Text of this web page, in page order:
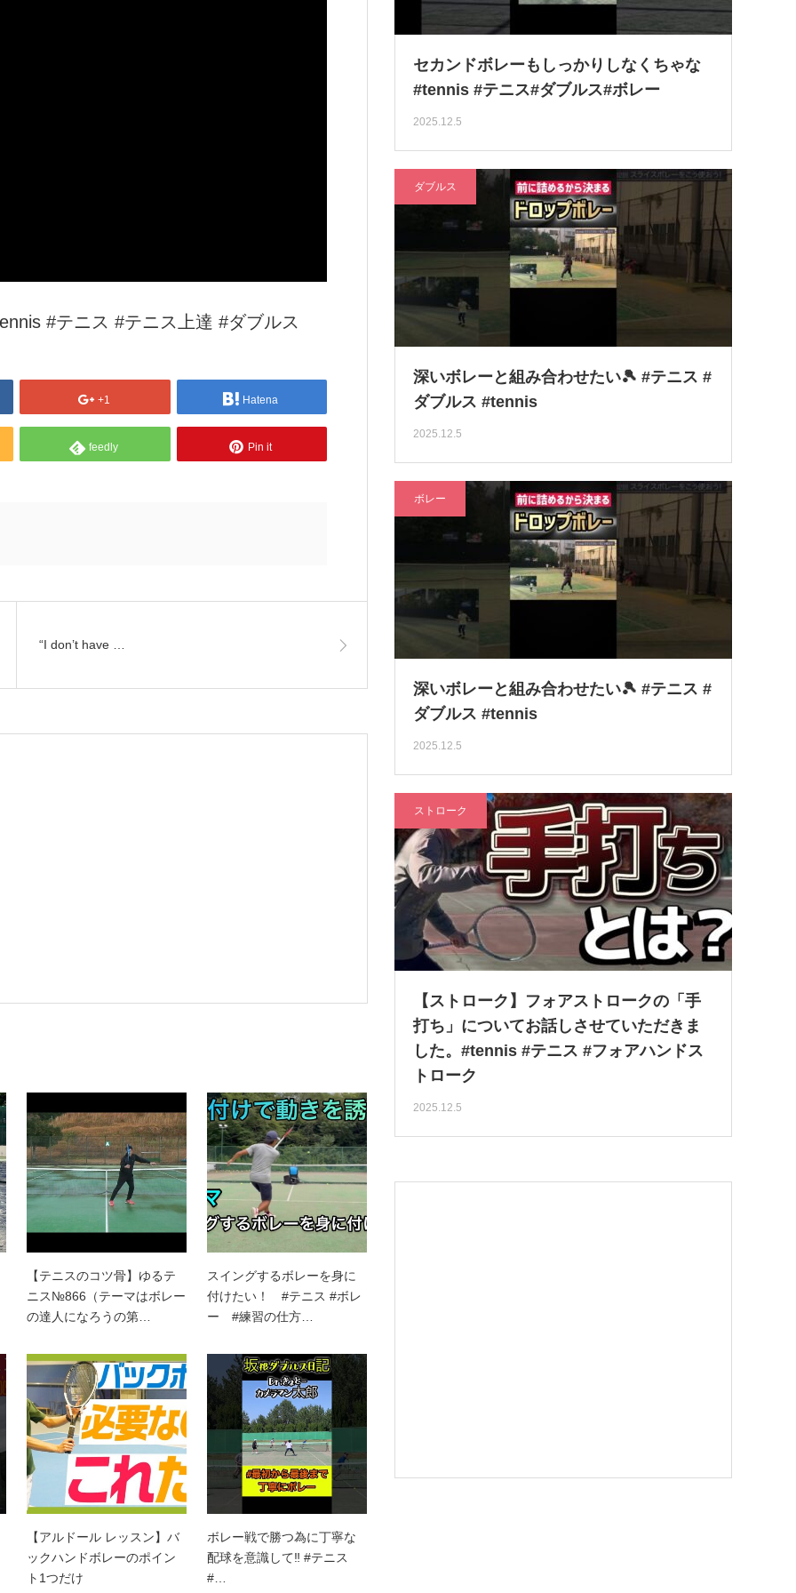
#テニス #テニス上達 #ダブルス
+1 Hatena
feedly Pin it
“I don’t have …
【テニスのコツ骨】ゆるテ
ニス№866（テーマはボレー
の達人になろうの第…
スイングするボレーを身に
付けたい！ #テニス #ボレ
ー #練習の仕方…
【アルドール レッスン】バ
ックハンドボレーのポイン
ト1つだけ
ボレー戦で勝つ為に丁寧な
配球を意識して‼︎ #テニス
#…
セカンドボレーもしっかりしなくちゃな
#tennis #テニス#ダブルス#ボレー
2025.12.5
ダブルス
深いボレーと組み合わせたい🎾 #テニス #
ダブルス #tennis
2025.12.5
ボレー
深いボレーと組み合わせたい🎾 #テニス #
ダブルス #tennis
2025.12.5
ストローク
【ストローク】フォアストロークの「手
打ち」についてお話しさせていただきま
した。#tennis #テニス #フォアハンドス
トローク
2025.12.5